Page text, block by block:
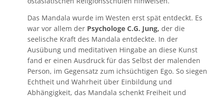
Das Mandala wurde im Westen erst spät entdeckt. Es
war vor allem der Psychologe C.G. Jung, der die
seelische Kraft des Mandala entdeckte. In der
Ausübung und meditativen Hingabe an diese Kunst
fand er einen Ausdruck für das Selbst der malenden
Person, im Gegensatz zum ichsüchtigen Ego. So siegen
Echtheit und Wahrheit über Einbildung und
Abhängigkeit, das Mandala schenkt Freiheit und